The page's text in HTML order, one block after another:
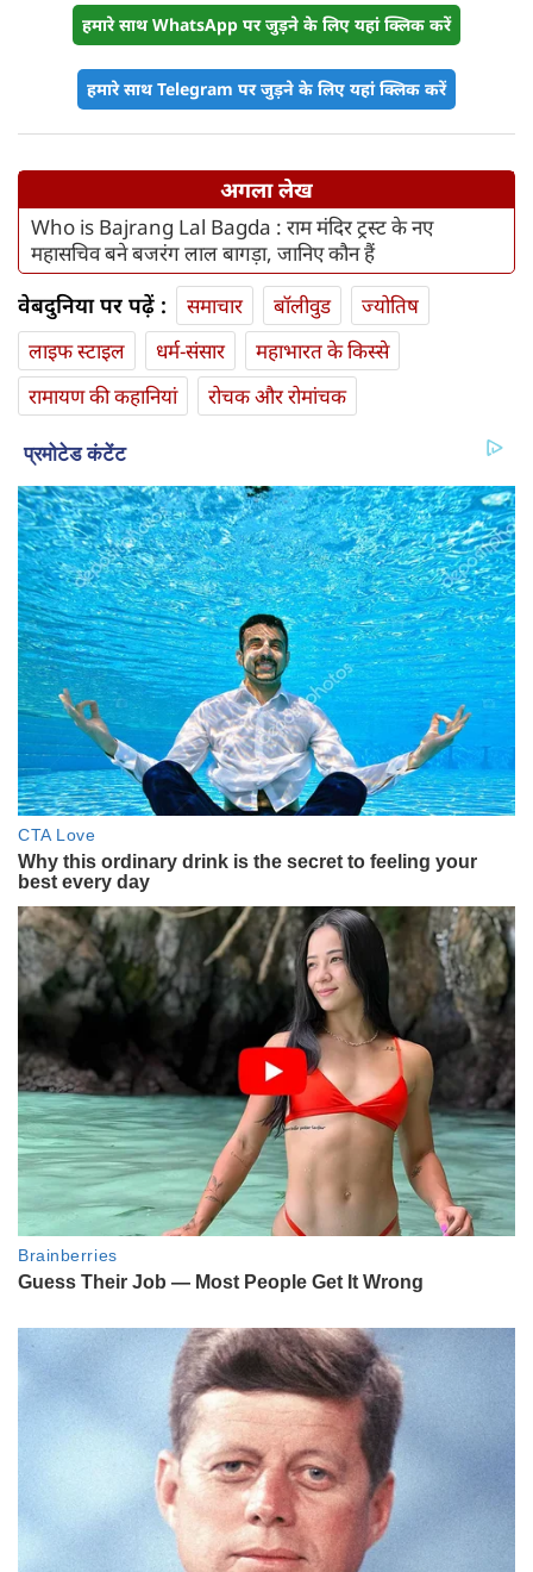
हमारे साथ WhatsApp पर जुड़ने के लिए यहां क्लिक करें
हमारे साथ Telegram पर जुड़ने के लिए यहां क्लिक करें
अगला लेख
Who is Bajrang Lal Bagda : राम मंदिर ट्रस्ट के नए
महासचिव बने बजरंग लाल बागड़ा, जानिए कौन हैं
वेबदुनिया पर पढ़ें : समाचार बॉलीवुड
ज्योतिष
लाइफ स्‍टाइल
धर्म-संसार
महाभारत के किस्से
रामायण की कहानियां
रोचक और रोमांचक